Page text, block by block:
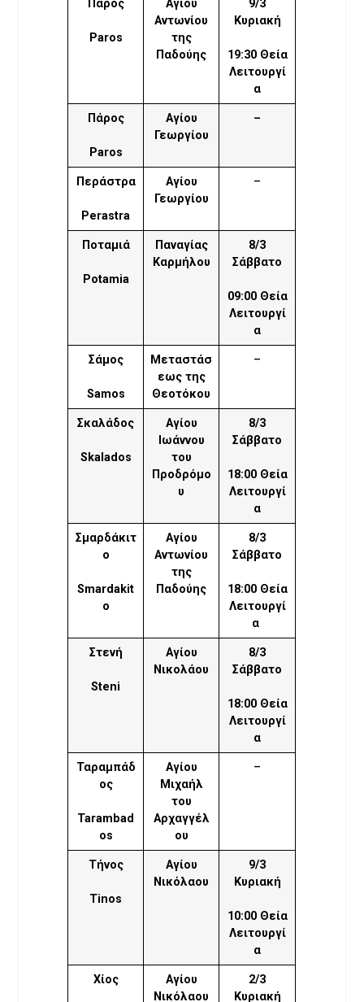
Πάρος
Paros
Αγίου
Αντωνίου
της
Παδούης
9/3
Κυριακή
19:30 Θεία
Λειτουργί
α
Πάρος
Paros
Αγίου
Γεωργίου
–
Περάστρα
Perastra
Αγίου
Γεωργίου
–
Ποταμιά
Potamia
Παναγίας
Καρμήλου
8/3
Σάββατο
09:00 Θεία
Λειτουργί
α
Σάμος
Samos
Μεταστάσ
εως της
Θεοτόκου
–
Σκαλάδος
Skalados
Αγίου
Ιωάννου
του
Προδρόμο
υ
8/3
Σάββατο
18:00 Θεία
Λειτουργί
α
Σμαρδάκιτ
ο
Smardakit
o
Αγίου
Αντωνίου
της
Παδούης
8/3
Σάββατο
18:00 Θεία
Λειτουργί
α
Στενή
Steni
Αγίου
Νικολάου
8/3
Σάββατο
18:00 Θεία
Λειτουργί
α
Ταραμπάδ
ος
Tarambad
os
Αγίου
Μιχαήλ
του
Αρχαγγέλ
ου
–
Τήνος
Tinos
Αγίου
Νικόλαου
9/3
Κυριακή
10:00 Θεία
Λειτουργί
α
Χίος
Αγίου
Νικόλαου
2/3
Κυριακή